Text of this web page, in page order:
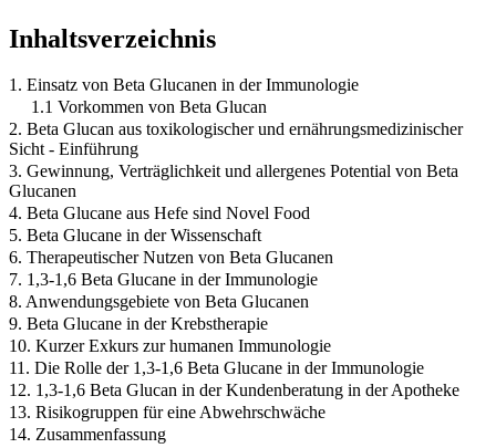
Inhaltsverzeichnis
1. Einsatz von Beta Glucanen in der Immunologie
1.1 Vorkommen von Beta Glucan
2. Beta Glucan aus toxikologischer und ernährungsmedizinischer
Sicht - Einführung
3. Gewinnung, Verträglichkeit und allergenes Potential von Beta
Glucanen
4. Beta Glucane aus Hefe sind Novel Food
5. Beta Glucane in der Wissenschaft
6. Therapeutischer Nutzen von Beta Glucanen
7. 1,3-1,6 Beta Glucane in der Immunologie
8. Anwendungsgebiete von Beta Glucanen
9. Beta Glucane in der Krebstherapie
10. Kurzer Exkurs zur humanen Immunologie
11. Die Rolle der 1,3-1,6 Beta Glucane in der Immunologie
12. 1,3-1,6 Beta Glucan in der Kundenberatung in der Apotheke
13. Risikogruppen für eine Abwehrschwäche
14. Zusammenfassung